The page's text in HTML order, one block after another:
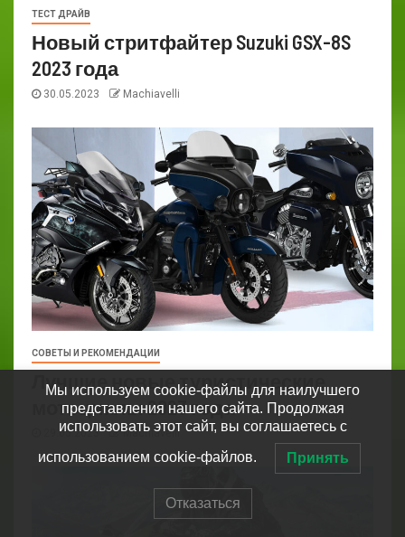
ТЕСТ ДРАЙВ
Новый стритфайтер Suzuki GSX-8S
2023 года
30.05.2023 Machiavelli
СОВЕТЫ И РЕКОМЕНДАЦИИ
Лучшие новые туристические
мотоциклы 2023 года
29.05.2023 Machiavelli
Мы используем cookie-файлы для наилучшего
представления нашего сайта. Продолжая
использовать этот сайт, вы соглашаетесь с
использованием cookie-файлов. Принять
Отказаться